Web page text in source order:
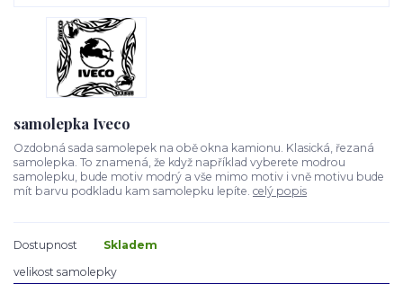
samolepka Iveco
Ozdobná sada samolepek na obě okna kamionu. Klasická, řezaná
samolepka. To znamená, že když například vyberete modrou
samolepku, bude motiv modrý a vše mimo motiv i vně motivu bude
mít barvu podkladu kam samolepku lepíte. celý popis
Dostupnost
Skladem
velikost samolepky